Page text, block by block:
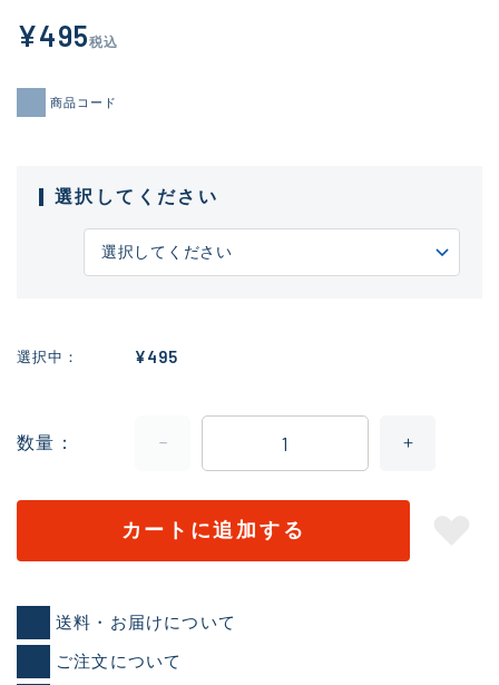
¥495税込
商品コード
選択してください
選択中 ¥495
数量
カートに追加する
送料・お届けについて
ご注文について